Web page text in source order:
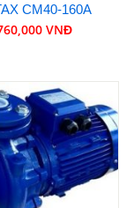
CM40-160A
VNĐ